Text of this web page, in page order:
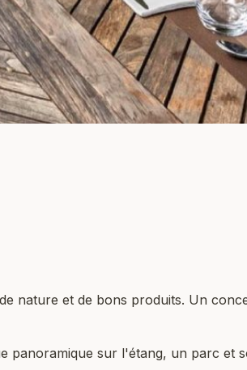
nature et de bons produits. Un
panoramique sur l'étang, un parc et